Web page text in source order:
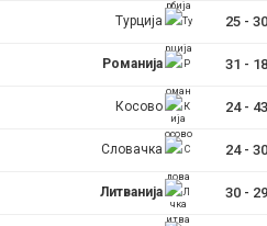
Турција 25- 30
Романија 31 - 18
Косово 24- 43
Словачка 24- 30
Литванија 30- 29